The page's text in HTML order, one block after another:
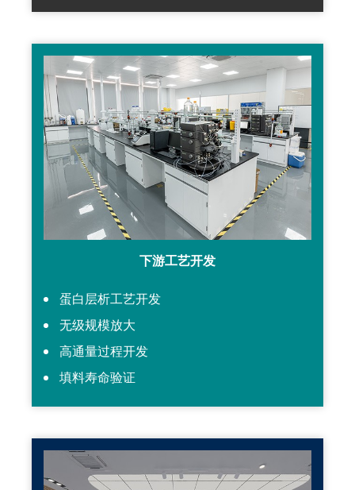
下游工艺开发
蛋白层析工艺开发
无级规模放大
高通量过程开发
填料寿命验证